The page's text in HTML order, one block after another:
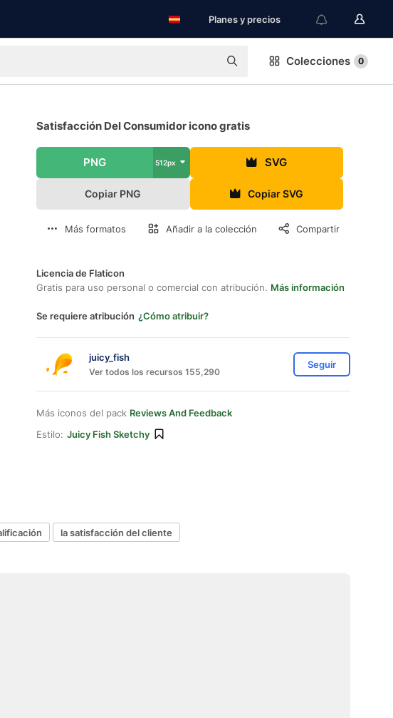
Planes y precios
Colecciones 0
Satisfacción Del Consumidor icono gratis
PNG 512px SVG
Copiar PNG Copiar SVG
Más formatos Añadir a la colección Compartir
Licencia de Flaticon
Gratis para uso personal o comercial con atribución. Más información
Se requiere atribución ¿Cómo atribuir?
juicy_fish
Ver todos los recursos 155,290
Seguir
Más iconos del pack Reviews And Feedback
Estilo: Juicy Fish Sketchy
la satisfacción del cliente